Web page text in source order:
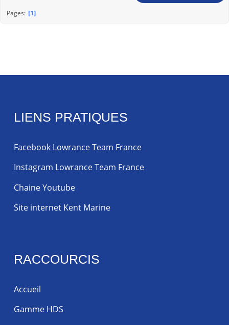
Pages 1
LIENS PRATIQUES
Facebook Lowrance Team France
Instagram Lowrance Team France
Chaine Youtube
Site internet Kent Marine
RACCOURCIS
Accueil
Gamme HDS